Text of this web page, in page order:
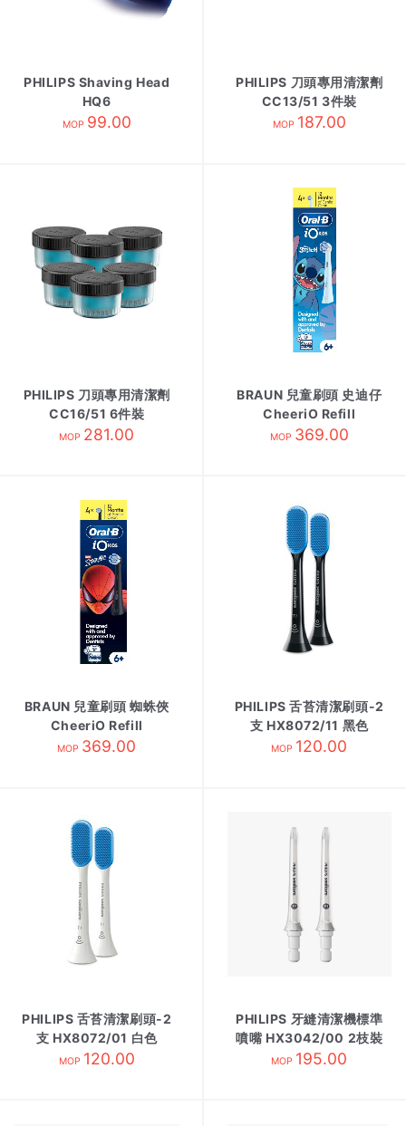
PHILIPS Shaving Head
HQ6
MOP 99.00
PHILIPS 刀頭專用清潔劑
CC13/51 3件裝
MOP 187.00
PHILIPS 刀頭專用清潔劑
CC16/51 6件裝
MOP 281.00
BRAUN 兒童刷頭 史迪仔
CheeriO Refill
MOP 369.00
BRAUN 兒童刷頭 蜘蛛俠
CheeriO Refill
MOP 369.00
PHILIPS 舌苔清潔刷頭-2
支 HX8072/11 黑色
MOP 120.00
PHILIPS 舌苔清潔刷頭-2
支 HX8072/01 白色
MOP 120.00
PHILIPS 牙縫清潔機標準
噴嘴 HX3042/00 2枝裝
MOP 195.00